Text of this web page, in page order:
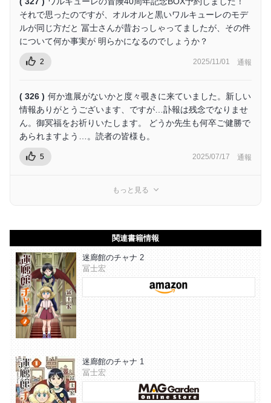
それで思ったのですが、オルオルと黒いワルキューレのモデ
ルが同じ方だと 冨士さんが昔おっしゃってましたが、その件
について何か事実が 明らかになるのでしょうか？
2 2025/11/01 通報
( 326 ) 何か進展がないかと度々覗きに来ていました。新しい
情報ありがとうございます、ですが…訃報は残念でなりませ
ん。御冥福をお祈りいたします。 どうか先生も何卒ご健勝で
あられますよう…。読者の皆様も。
5 2025/07/17 通報
もっと見る
関連書籍情報
迷廊館のチャナ 2
冨士宏
迷廊館のチャナ 1
冨士宏